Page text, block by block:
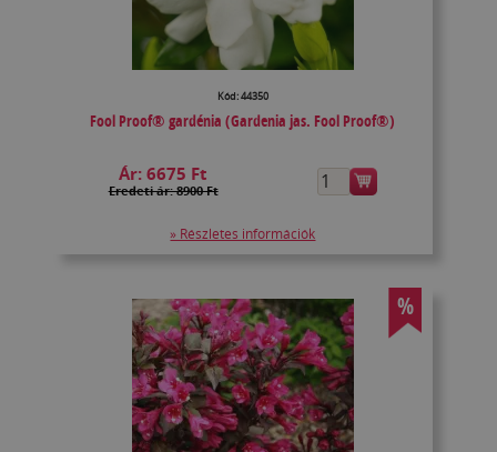
Kód: 44350
Fool Proof® gardénia (Gardenia jas. Fool Proof®)
Ár:6675 Ft
Eredeti ár: 8900 Ft
» Részletes információk
%